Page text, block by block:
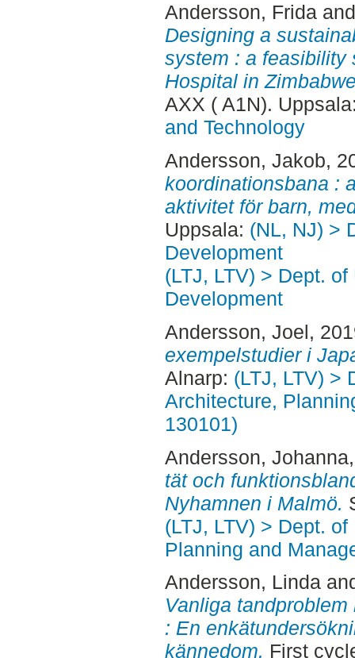
Andersson, Frida
Designing a
system : a feasibility
Hospital in
AXX ( A1N).
and Technology
Andersson, Jakob,
koordinationsbana :
aktivitet för barn,
Uppsala: (NL, NJ) >
Development
(LTJ, LTV) > Dept.
Development
Andersson, Joel,
exempelstudier i
Alnarp: (LTJ, LTV) >
Architecture,
130101)
Andersson, Johanna
tät och
Nyhamnen i Malmö.
(LTJ, LTV) > Dept.
Planning and
Andersson, Linda
Vanliga
: En
kännedom. First